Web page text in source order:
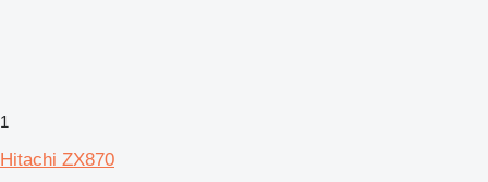
1
Hitachi ZX870